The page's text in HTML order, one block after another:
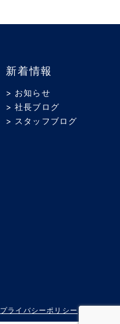
新着情報
> お知らせ
> 社長ブログ
> スタッフブログ
プライバシーポリシー